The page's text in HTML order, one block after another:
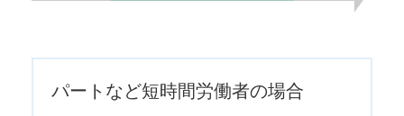
パートなど短時間労働者の場合